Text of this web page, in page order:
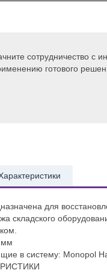
сотрудничество с
готового
для
складского
в систему: Monopol